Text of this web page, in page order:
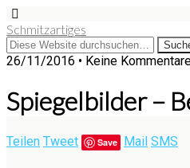
Schmitzartiges
26/11/2016 • Keine
Spiegelbilder –
Teilen Tweet Save Mail SMS